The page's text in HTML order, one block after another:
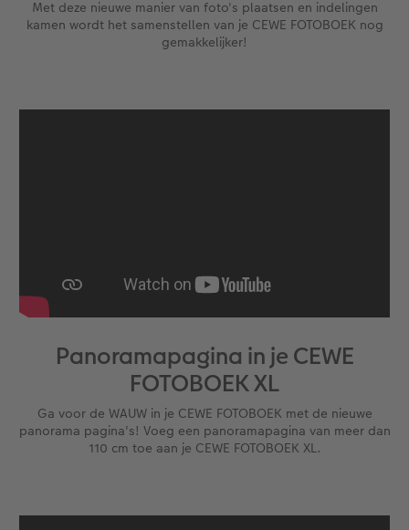
Met deze nieuwe manier van foto's plaatsen en indelingen
kamen wordt het samenstellen van je CEWE FOTOBOEK nog
gemakkelijker!
Panoramapagina in je CEWE
FOTOBOEK XL
Ga voor de WAUW in je CEWE FOTOBOEK met de nieuwe
panorama pagina's! Voeg een panoramapagina van meer dan
110 cm toe aan je CEWE FOTOBOEK XL.